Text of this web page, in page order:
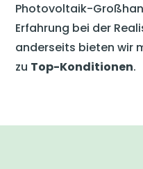
Photovoltaik-
Erfahrung bei der
anderseits bieten wir
zu Top-Konditionen.